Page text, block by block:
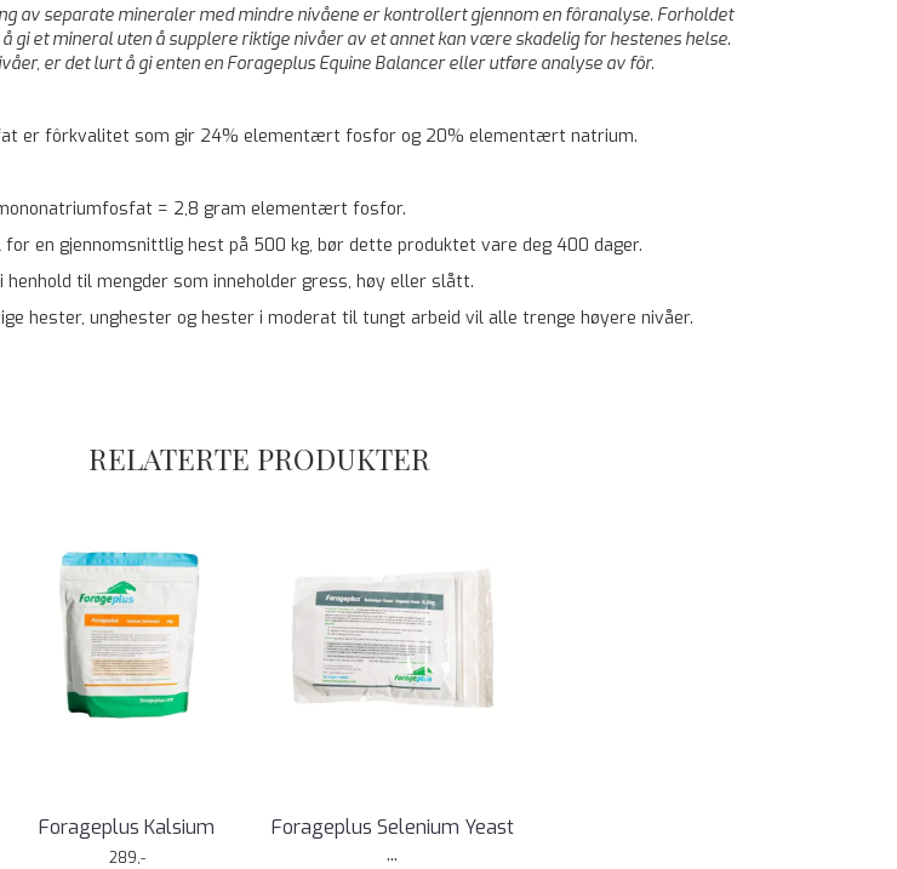
av separate mineraler med mindre nivåene er kontrollert gjennom en fôranalyse. Forholdet
gi et mineral uten å supplere riktige nivåer av et annet kan være skadelig for hestenes helse.
er det lurt å gi enten en Forageplus Equine Balancer eller utføre analyse av fôr.
er fôrkvalitet som gir 24% elementært fosfor og 20% elementært natrium.
mononatriumfosfat = 2,8 gram elementært fosfor.
for en gjennomsnittlig hest på 500 kg, bør dette produktet vare deg 400 dager.
til mengder som inneholder gress, høy eller slått.
hester, unghester og hester i moderat til tungt arbeid vil alle trenge høyere nivåer.
RELATERTE PRODUKTER
Forageplus Kalsium
289,-
Forageplus Selenium Yeast
...